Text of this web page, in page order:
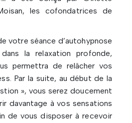
les cofondatrices de
votre séance d’autohypnose
la relaxation profonde,
permettra de relâcher vos
Par la suite, au début de la
», vous serez doucement
davantage à vos sensations
de vous disposer à recevoir